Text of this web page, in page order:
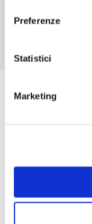
Preferenze
Statistici
Marketing